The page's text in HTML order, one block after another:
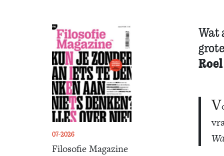
07-2026
Filosofie Magazine
Wat
V